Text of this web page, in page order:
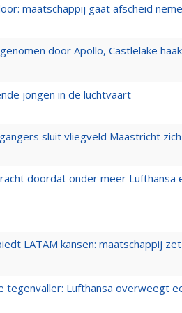
maatschappij gaat afscheid
door Apollo, Castlelake
jongen in de luchtvaart
sluit vliegveld Maastricht zich
doordat onder meer Lufthansa
LATAM kansen: maatschappij
tegenvaller: Lufthansa overweegt